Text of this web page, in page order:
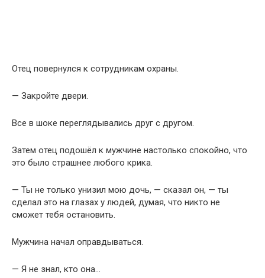
Отец повернулся к сотрудникам охраны.
— Закройте двери.
Все в шоке переглядывались друг с другом.
Затем отец подошёл к мужчине настолько спокойно, что
это было страшнее любого крика.
— Ты не только унизил мою дочь, — сказал он, — ты
сделал это на глазах у людей, думая, что никто не
сможет тебя остановить.
Мужчина начал оправдываться.
— Я не знал, кто она…